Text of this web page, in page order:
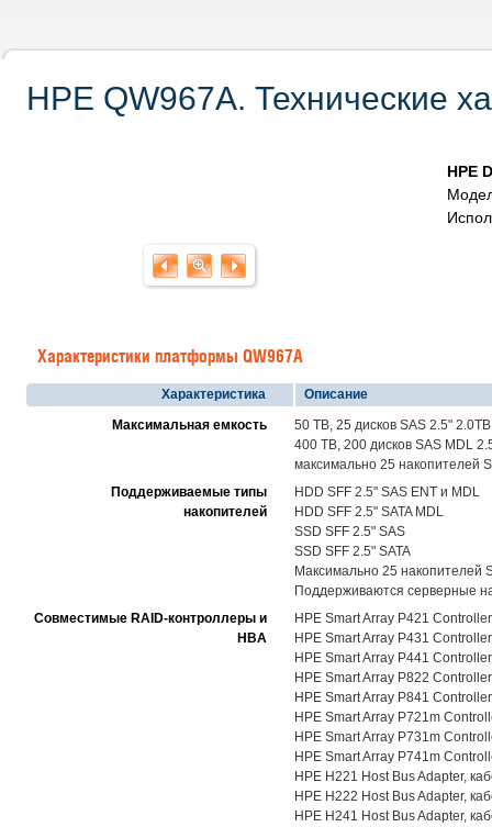
HPE QW967A. Технические
HPE
Характеристики платформы QW967A
Характеристика
Описание
Максимальная емкость
50 TB, 25 дисков SAS 2.5"
400 TB, 200 дисков SAS MDL
максимально 25 накопителей
Поддерживаемые типы
накопителей
HDD SFF 2.5" SAS ENT и MDL
HDD SFF 2.5" SATA MDL
SSD SFF 2.5" SAS
SSD SFF 2.5" SATA
Максимально 25 накопителей
Поддерживаются серверные
Совместимые RAID-контроллеры и
HBA
HPE Smart Array P421
HPE Smart Array P431
HPE Smart Array P441
HPE Smart Array P822
HPE Smart Array P841
HPE Smart Array P721m
HPE Smart Array P731m
HPE Smart Array P741m
HPE H221 Host Bus Adapter,
HPE H222 Host Bus Adapter,
HPE H241 Host Bus Adapter,